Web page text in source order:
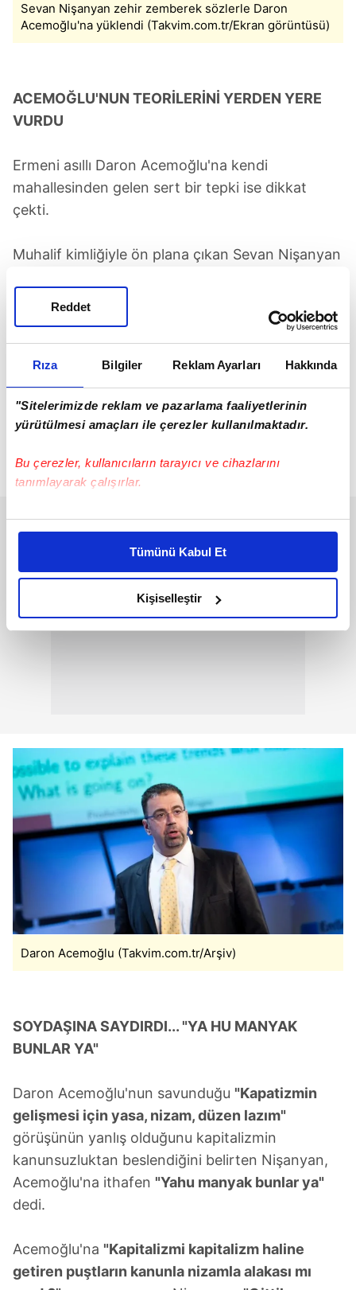
Rıza Bilgiler Reklam Ayarları Hakkında
"Sitelerimizde reklam ve pazarlama faaliyetlerinin
yürütülmesi amaçları ile çerezler kullanılmaktadır.
Bu çerezler, kullanıcıların tarayıcı ve cihazlarını
tanımlayarak çalışırlar.
Bu çerezlere izin vermeniz halinde sizlere özel
daha iyi reklam deneyimi yaşatabiliriz. Bunu yaparken
amacımızın size daha iyi bir reklam deneyimi sunmak
olduğunu ve sizlere en iyi içerikleri sunabilmek adına
elimizden gelen çabayı gösterdiğimizi ve bu noktada,
reklamların maliyetlerimizi karşılamak noktasında tek gelir
Sizlere daha iyi bir hizmet sunabilmek için İnternet
Sitemizde kendimize ve üçüncü kişilere ait çerezler
kullanılmaktadır. Bu çerezler vasıtasıyla çeşitli kişisel
verileriniz işlenmekte olup gerekli olan çerezler bilgi
toplumu hizmetlerinin sunulması amacıyla
kullanılmaktadır. Diğer çerezler, sitemizin daha işlevsel
kılınması ve kişiselleştirilmesi ve sizlere yönelik
reklam/pazarlama faaliyetlerinin yapılması, amaçlarıyla
sınırlı olarak açık rızanız dahilinde kullanılacaktır.
Çerezlere ilişkin tercihlerinizi aşağıda yer alan panel
6698 sayılı Kişisel Verilerin Korunması Kanunu uyarınca
ilgili mevzuata uygun olarak kullanılan çerezlerle ilgili bilgi
almak için lütfen tıklayınız.
Tümünü Kabul Et
Kişiselleştir
Reddet
Sevan Nişanyan zehir zemberek sözlerle Daron
Acemoğlu'na yüklendi (Takvim.com.tr/Ekran görüntüsü)
ACEMOĞLU'NUN TEORİLERİNİ YERDEN YERE
VURDU
Ermeni asıllı Daron Acemoğlu'na kendi
mahallesinden gelen sert bir tepki ise dikkat
çekti.
Muhalif kimliğiyle ön plana çıkan Sevan Nişanyan
vurdu.
"KÖKTEN YANLIŞ, HER ŞEYİ YANLIŞ"
Acemoğlu'nun teorilerini"Obama çağının kutsal
değerlerini çok güzel savunan bir kitap"diye
tanımlayan Nişanyan,"Kökten yanlış! Her şeyi
yanlış... Başlangıç noktası yanlış"
şeklinde
konuştu.
Daron Acemoğlu (Takvim.com.tr/Arşiv)
SOYDAŞINA SAYDIRDI... "YA HU MANYAK
BUNLAR YA"
Daron Acemoğlu'nun savunduğu "Kapatizmin
gelişmesi için yasa, nizam, düzen lazım"
görüşünün yanlış olduğunu kapitalizmin
kanunsuzluktan beslendiğini belirten Nişanyan,
Acemoğlu'na ithafen "Yahu manyak bunlar ya"
dedi.
Acemoğlu'na "Kapitalizmi kapitalizm haline
getiren puştların kanunla nizamla alakası mı